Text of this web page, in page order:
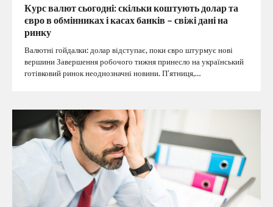
Курс валют сьогодні: скільки коштують долар та
євро в обмінниках і касах банків – свіжі дані на
ринку
Валютні гойдалки: долар відступає, поки євро штурмує нові
вершини Завершення робочого тижня принесло на український
готівковий ринок неоднозначні новини. П’ятниця,…